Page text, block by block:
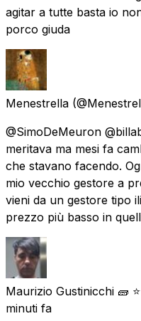
agitar a tutte basta io
porco giuda
Menestrella
@SimoDeMeuron
meritava ma mesi fa
che stavano facendo.
mio vecchio gestore a
vieni da un gestore tipo
prezzo più basso in
Maurizio Gustinicchi 🧱
minuti fa